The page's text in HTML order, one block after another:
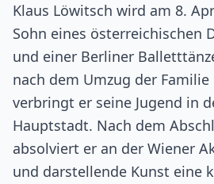
Klaus Löwitsch wird am 8.
Sohn eines österreichischen
und einer Berliner
nach dem Umzug der Familie
verbringt er seine Jugend in
Hauptstadt. Nach dem
absolviert er an der Wiener
und darstellende Kunst eine